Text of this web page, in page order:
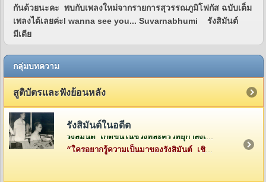
กันด้วยนะคะ พบกับเพลงใหม่จากรายการสุวรรณภูมิโฟกัส ฉบับเต็ม
เพลงได้เลยค่ะI wanna see you... Suvarnabhumi รังสิมันต์
มีเดีย
กลุ่มบทความ
สูติบัตรและฟังย้อนหลัง
รังสิมันต์ในอดีต
รังสิมันต์ เกิดขึ้นในช่วงที่ละครวิทยุกำลังเฟื่องฟูอยู่ในยุคกว่า 60 ปีที่แล้ว โดยคุณวีระ จิรา (สี่เสี่ย ยีซีม่อน) ผู้จัดการและเจ้าของห้องบันทึกเสียงบริษัท ยีซีม่อน เรดิโอ จำกัด (
“ใครอยากรู้ความเป็นมาของรังสิมันต์ เชิญทางนี้ค่ะ”